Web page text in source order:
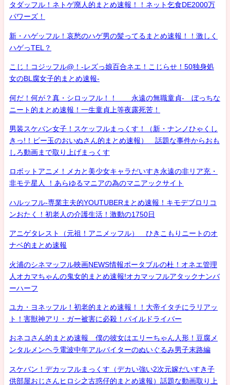
タダッフル！ネトゲ廃人的まとめ速報！！ネット乞食DE2000万
パワーズ！
新・ハゲッフル！哀愁のハゲ男の髪ってるまとめ速報！！激しく
ハゲっTEL？
こじ！コジッフル@！-レズっ娘百合ネエ！こじらせ！50独身処
女のBL腐女子的まとめ速報-
何だ！何が？真・シロッフル！！ 永遠の無職童貞- ぼっちな
ニート的まとめ速報！一生童貞上等夜露死苦！
男装スケバン女子！スケッフルまっくす！（新・ナンノひゃくし
きっ!！ビー玉のおいぬさん的まとめ速報） 話題な事件からおも
しろ動画まで取り上げまっくす
ロボットアニメ！メカと美少女キャラだいすき永遠の非リア充・
非モテ星人 ！あらゆるマニアの為のマニアックサイト
ハルッフル-専業主夫的YOUTUBERまとめ速報！キモデブロリコ
ンおたく！初老人の介護生活！激動の1750日
アニゲタレスト（元祖！アニメッフル） ひきこもりニートのオ
ナベ的まとめ速報
火浦のシネマッフル映画NEWS情報ポータブルの杜！オネエ管理
人オカマちゃんの鬼女的まとめ速報!オカマッフルアタックナンバ
ーハーフ
ユカ・ヨネッフル！初老的まとめ速報！！大帝イタチにラリアッ
ト！害獣神アリ・ガー被害に必殺！パイルドライバー
おネコさん的まとめ速報 僕の彼女はエリーちゃん人形！豆腐メ
ンタルメンヘラ電波中年アルバイターのぬいぐるみ男子末路編
スケバン！デカッフルまっくす（デカい強い2次元嫁だいすき子
供部屋おじさんヒロシ之古惑仔的まとめ速報）話題な動画取り上